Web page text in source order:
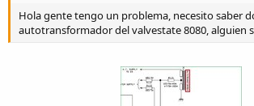
Hola gente tengo un problema, necesito saber
autotransformador del valvestate 8080, alguien